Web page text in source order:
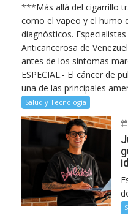
***Más allá del cigarrillo
como el vapeo y el humo
diagnósticos.
Anticancerosa de
antes de los síntomas
ESPECIAL.- El cáncer de
una de las principales
Salud y Tecnología